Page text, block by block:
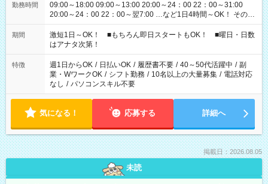
勤務時間
09:00～18:00 09:00～13:00 20:00～24：00 22：00～31:00
20:00～24：00 22：00～翌7:00 …など1日4時間～OK！ その他
シフトもございます！ お気軽にご相談ください！
期間
激短1日～OK！ ■もちろん即日スタートもOK！ ■曜日・日数
はアナタ次第！
特徴 週1日からOK / 日払いOK / 履歴書不要 / 40～50代活躍中 / 副
業・WワークOK / シフト勤務 / 10名以上の大量募集 / 電話対応
なし / パソコンスキル不要
気になる！ 応募する 詳細へ
掲載日：2026.08.05
未読